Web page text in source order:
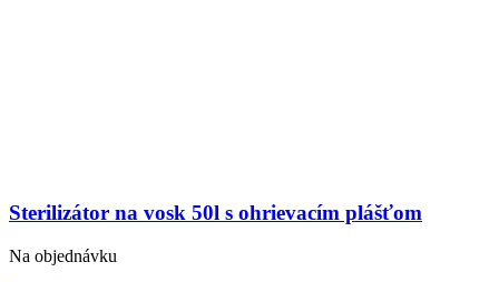
Sterilizátor na vosk 50l s ohrievacím plášťom
Na objednávku